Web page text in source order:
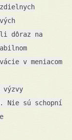
dôraz na
v meniacom
výzvy
Nie sú schopní